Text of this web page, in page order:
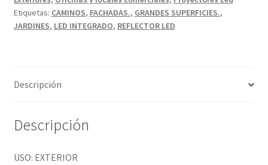
Etiquetas: CAMINOS, FACHADAS., GRANDES SUPERFICIES.,
JARDINES, LED INTEGRADO, REFLECTOR LED
Descripción
Descripción
USO: EXTERIOR